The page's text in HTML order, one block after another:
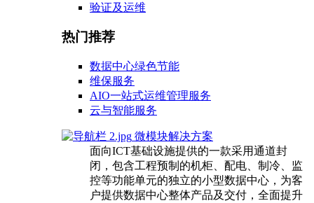
验证及运维
热门推荐
数据中心绿色节能
维保服务
AIO一站式运维管理服务
云与智能服务
微模块解决方案
面向ICT基础设施提供的一款采用通道封
闭，包含工程预制的机柜、配电、制冷、监
控等功能单元的独立的小型数据中心，为客
户提供数据中心整体产品及交付，全面提升